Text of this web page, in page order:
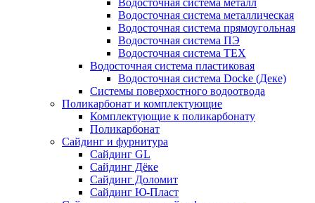
Водосточная система металлическая
Водосточная система прямоугольная
Водосточная система ПЭ
Водосточная система ТЕХ
Водосточная система пластиковая
Водосточная система Docke (Деке)
Системы поверхостного водоотвода
Поликарбонат и комплектующие
Комплектующие к поликарбонату
Поликарбонат
Сайдинг и фурнитура
Сайдинг GL
Сайдинг Дёке
Сайдинг Доломит
Сайдинг Ю-Пласт